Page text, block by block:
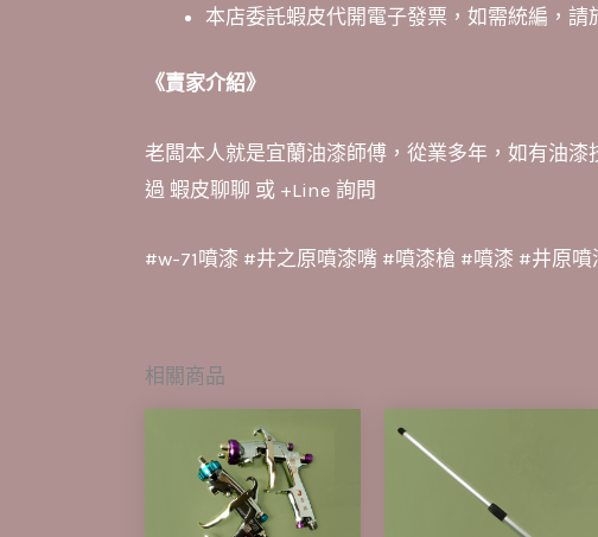
本店委託蝦皮代開電子發票，如需統編，請
《賣家介紹》
老闆本人就是宜蘭油漆師傅，從業多年，如有油
過 蝦皮聊聊 或 +Line 詢問
#w-71噴漆 #井之原噴漆嘴 #噴漆槍 #噴漆 #井原
相關商品